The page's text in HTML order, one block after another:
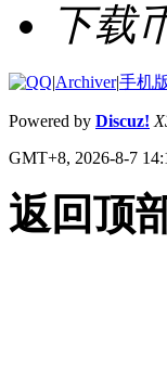
下载
|Archiver|手机
Powered by Discuz!
GMT+8, 2026-8-7
返回顶